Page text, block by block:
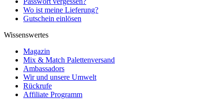
Wo ist meine Lieferung?
Gutschein einlösen
Wissenswertes
Magazin
Mix & Match Palettenversand
Ambassadors
Wir und unsere Umwelt
Rückrufe
Affiliate Programm